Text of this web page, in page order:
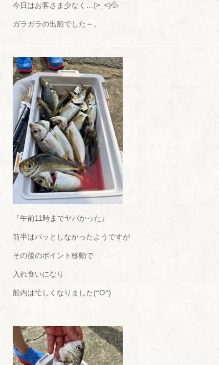
今日はお客さま少なく…(>_<)💦
ガラガラの出船でした～。
『午前11時までヤバかった』
前半はパッとしなかったようですが
その後のポイント移動で
入れ食いになり
船内は忙しくなりました(^O^)